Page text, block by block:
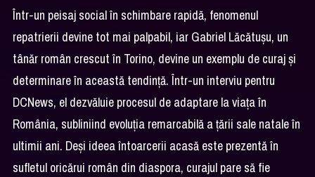
Într-un peisaj social în schimbare rapidă, fenomenul
repatrierii devine tot mai palpabil, iar Gabriel Lăcătușu, un
tânăr român crescut în Torino, devine un exemplu de curaj și
determinare în această tendință. Într-un interviu pentru
DCNews, el dezvăluie procesul de adaptare la viața în
România, subliniind evoluția remarcabilă a țării sale natale în
ultimii ani. Deși ideea întoarcerii acasă este prezentă în
sufletul oricărui român din diaspora, curajul pare să fie